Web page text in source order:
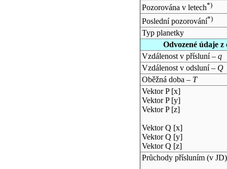
Pozorována v letech*)
Poslední pozorování*)
Typ planetky
Odvozené údaje
Vzdálenost v přísluní – q
Vzdálenost v odsluní – Q
Oběžná doba – T
Vektor P [x]
Vektor P [y]
Vektor P [z]
Vektor Q [x]
Vektor Q [y]
Vektor Q [z]
Průchody přísluním (v JD)